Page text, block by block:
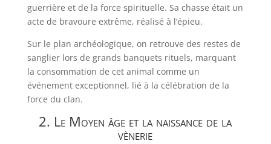
guerrière et de la force spirituelle. Sa chasse était un
acte de bravoure extrême, réalisé à l’épieu.
Sur le plan archéologique, on retrouve des restes de
sanglier lors de grands banquets rituels, marquant
la consommation de cet animal comme un
événement exceptionnel, lié à la célébration de la
force du clan.
2. Le Moyen âge et la naissance de la
vènerie